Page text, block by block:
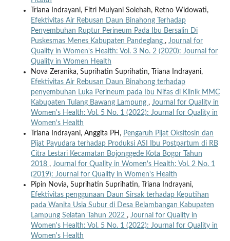
Triana Indrayani, Fitri Mulyani Solehah, Retno Widowati,
Efektivitas Air Rebusan Daun Binahong Terhadap
Penyembuhan Ruptur Perineum Pada Ibu Bersalin Di
Puskesmas Menes Kabupaten Pandeglang , Journal for
Quality in Women's Health: Vol. 3 No. 2 (2020): Journal for
Quality in Women Health
Nova Zeranika, Suprihatin Suprihatin, Triana Indrayani,
Efektivitas Air Rebusan Daun Binahong terhadap
penyembuhan Luka Perineum pada Ibu Nifas di Klinik MMC
Kabupaten Tulang Bawang Lampung , Journal for Quality in
Women's Health: Vol. 5 No. 1 (2022): Journal for Quality in
Women's Health
Triana Indrayani, Anggita PH, Pengaruh Pijat Oksitosin dan
Pijat Payudara terhadap Produksi ASI Ibu Postpartum di RB
Citra Lestari Kecamatan Bojonggede Kota Bogor Tahun
2018 , Journal for Quality in Women's Health: Vol. 2 No. 1
(2019): Journal for Quality in Women's Health
Pipin Novia, Suprihatin Suprihatin, Triana Indrayani,
Efektivitas penggunaan Daun Sirsak terhadap Keputihan
pada Wanita Usia Subur di Desa Belambangan Kabupaten
Lampung Selatan Tahun 2022 , Journal for Quality in
Women's Health: Vol. 5 No. 1 (2022): Journal for Quality in
Women's Health